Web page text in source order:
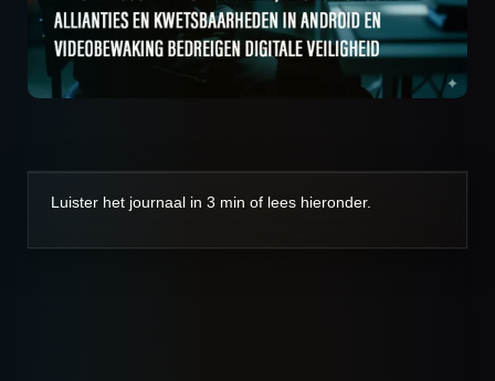
Luister het journaal in 3 min of lees hieronder.